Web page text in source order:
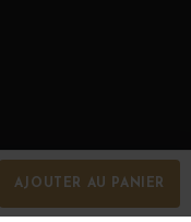
AJOUTER AU PANIER